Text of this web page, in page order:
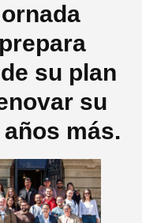
su plan
su
más.